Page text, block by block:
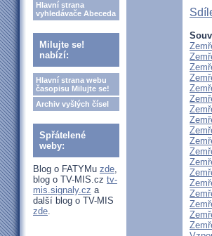
Hlavní strana
vyhledávače Abeceda
Milujte se!
nabízí:
Hlavní strana webu
časopisu Milujte se!
Archiv vyšlých čísel
Spřátelené
weby:
Blog o FATYMu zde,
blog o TV-MIS.cz tv-
mis.signaly.cz a
další blog o TV-MIS
zde.